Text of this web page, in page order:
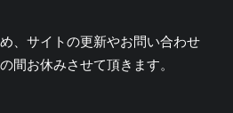
、サイトの更新やお問い合わせ
間お休みさせて頂きます。